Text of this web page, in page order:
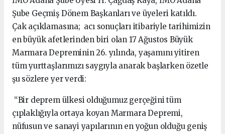
Şube Geçmiş Dönem Başkanları ve üyeleri katıldı.
Çak açıklamasına; acı sonuçları itibariyle tarihimizin
en büyük afetlerinden biri olan 17 Ağustos Büyük
Marmara Depreminin 26. yılında, yaşamını yitiren
tüm yurttaşlarımızı saygıyla anarak başlarken özetle
şu sözlere yer verdi:
“Bir deprem ülkesi olduğumuz gerçeğini tüm
çıplaklığıyla ortaya koyan Marmara Depremi,
nüfusun ve sanayi yapılarının en yoğun olduğu geniş